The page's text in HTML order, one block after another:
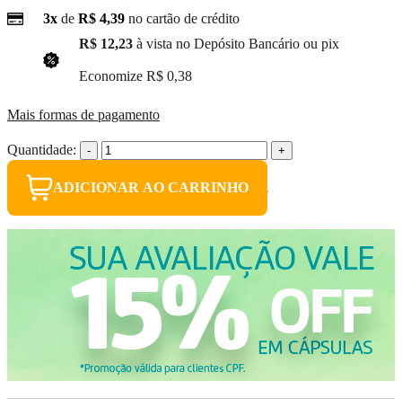
3x de R$ 4,39 no cartão de crédito
R$ 12,23 à vista no Depósito Bancário ou pix
Economize R$ 0,38
Mais formas de pagamento
Quantidade: - +
ADICIONAR AO CARRINHO